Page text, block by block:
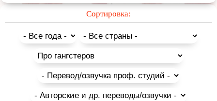
путешествия в мире будущего с роботами и другими
научными технологиями, и приключения в параллельных
вселенных полных магии и мифологических существ, и даже
В данной коллекции опубликован список всех
полнометражных аниме, которые можно посмотреть онлайн
или скачать бесплатно для того, чтобы прочувствовать
Помните о том, что это необычные, для западного зрителя,
мультфильмы и не все они подходят для просмотра с детьми,
в списке присутствует и аниме для взрослых.
Сортировка: